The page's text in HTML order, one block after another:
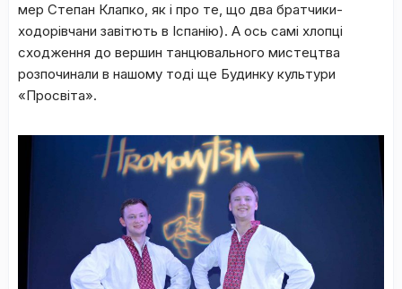
мер Степан Клапко, як і про те, що два братчики-
ходорівчани завітють в Іспанію). А ось самі хлопці
сходження до вершин танцювального мистецтва
розпочинали в нашому тоді ще Будинку культури
«Просвіта».